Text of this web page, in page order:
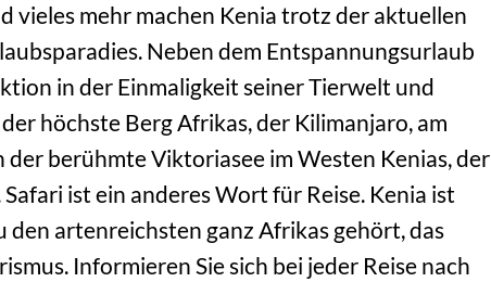
vieles mehr machen Kenia trotz der aktuellen
Neben dem Entspannungsurlaub
in der Einmaligkeit seiner Tierwelt und
höchste Berg Afrikas, der Kilimanjaro, am
berühmte Viktoriasee im Westen Kenias, der
ist ein anderes Wort für Reise. Kenia ist
artenreichsten ganz Afrikas gehört, das
Informieren Sie sich bei jeder Reise nach